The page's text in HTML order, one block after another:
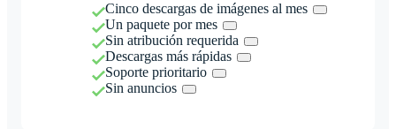
Cinco descargas de imágenes al mes
Un paquete por mes
Sin atribución requerida
Descargas más rápidas
Soporte prioritario
Sin anuncios